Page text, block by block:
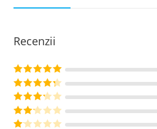
Recenzii
Evaluat la5
din 5
Evaluat la
4din 5
Evaluat
la3din
Evalu